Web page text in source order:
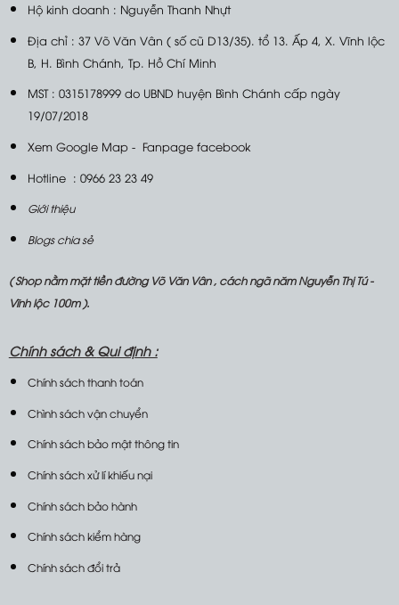
Hộ kinh doanh : Nguyễn Thanh Nhựt
Địa chỉ : 37 Võ Văn Vân ( số cũ D13/35). tổ 13. Ấp 4, X. Vĩnh lộc
B, H. Bình Chánh, Tp. Hồ Chí Minh
MST : 0315178999 do UBND huyện Bình Chánh cấp ngày
19/07/2018
Xem Google Map- Fanpage facebook
Hotline : 0966 23 23 49
Giới thiệu
Blogs chia sẻ
( Shop nằm mặt tiền đường Võ Văn Vân , cách ngã năm Nguyễn Thị Tú -
Vĩnh lộc 100m ).
Chính sách &Qui định :
Chính sách thanh toán
Chình sách vận chuyển
Chính sách bảo mật thông tin
Chính sách xử lí khiếu nại
Chính sách bảo hành
Chính sách kiểm hàng
Chính sách đổi trả